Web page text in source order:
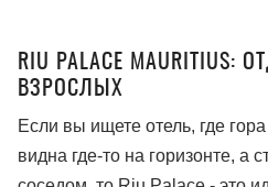
RIU PALACE
ВЗРОСЛЫХ
Если вы ищете отель, где
видна где-то на горизонте,